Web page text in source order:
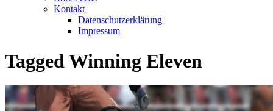
Kontakt
Datenschutzerklärung
Impressum
Tagged Winning Eleven